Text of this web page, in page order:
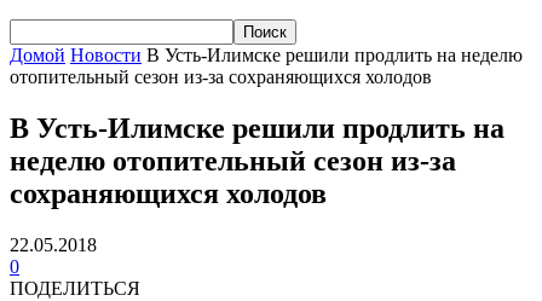
Домой Новости В Усть-Илимске решили продлить на неделю
отопительный сезон из-за сохраняющихся холодов
В Усть-Илимске решили продлить на
неделю отопительный сезон из-за
сохраняющихся холодов
22.05.2018
0
ПОДЕЛИТЬСЯ